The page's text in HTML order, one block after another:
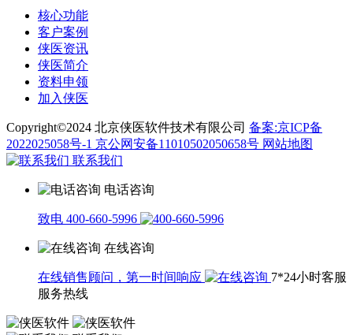
核心功能
客户案例
侠医资讯
侠医简介
资料申领
加入侠医
Copyright©2024 北京侠医软件技术有限公司 备案:京ICP备
2022025058号-1 京公网安备11010502050658号 网站地图
联系我们
电话咨询
致电 400-660-5996
在线咨询
在线销售顾问，第一时间响应
7*24小时客服
服务热线